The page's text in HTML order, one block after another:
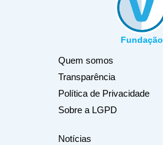
Fundação
Quem somos
Transparência
Política de Privacidade
Sobre a LGPD
Notícias